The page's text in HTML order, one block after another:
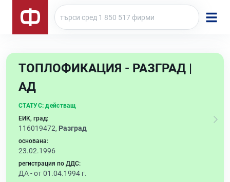
ТОПЛОФИКАЦИЯ - РАЗГРАД |
АД
СТАТУС: действащ
ЕИК, град:
116019472, Разград
основана:
23.02.1996
регистрация по ДДС:
ДА - от 01.04.1994 г.